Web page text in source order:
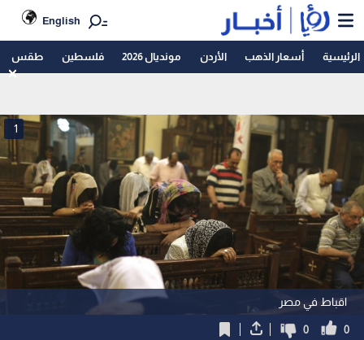
English
الرئيسية أسعار الذهب الأردن مونديال 2026 فلسطين طقس
اقباط في مصر
1
0
0